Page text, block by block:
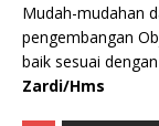
Mudah-mudahan
pengembangan
baik sesuai
Zardi/Hms